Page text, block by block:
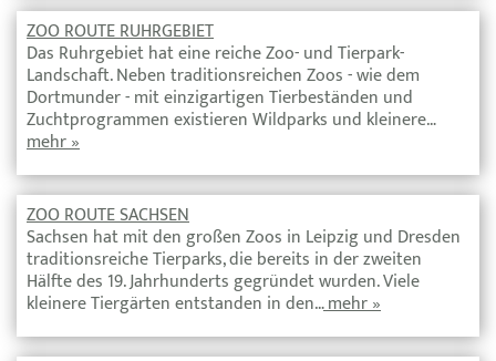
ZOO ROUTE RUHRGEBIET
Das Ruhrgebiet hat eine reiche Zoo- und Tierpark-
Landschaft. Neben traditionsreichen Zoos - wie dem
Dortmunder - mit einzigartigen Tierbeständen und
Zuchtprogrammen existieren Wildparks und kleinere…
mehr »
ZOO ROUTE SACHSEN
Sachsen hat mit den großen Zoos in Leipzig und Dresden
traditionsreiche Tierparks, die bereits in der zweiten
Hälfte des 19. Jahrhunderts gegründet wurden. Viele
kleinere Tiergärten entstanden in den…mehr »